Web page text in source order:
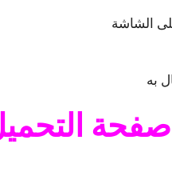
الشاشة
صفحة